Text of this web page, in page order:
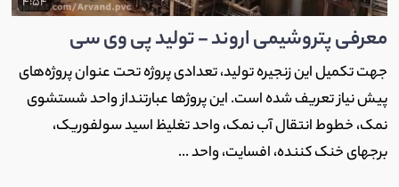
معرفی پتروشیمی اروند - تولید پی وی سی
جهت تکمیل این زنجیره تولید، تعدادی پروژه تحت عنوان پروژه‌های
پیش نیاز تعریف شده است. این پروژها عبارتنداز واحد شستشوی
نمک، خطوط انتقال آب نمک، واحد تغلیظ اسید سولفوریک،
برجهای خنک کننده، افسایت، واحد ...